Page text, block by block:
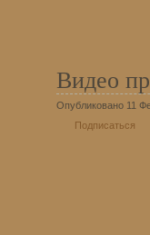
Видео
Опубликовано 11
Подписаться